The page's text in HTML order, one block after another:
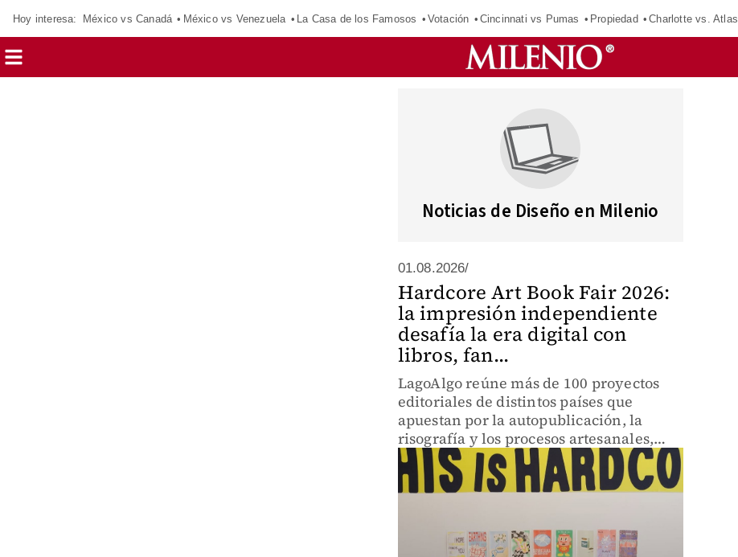
Hoy interesa: México vs Canadá México vs Venezuela La Casa de los Famosos Votación Cincinnati vs Pumas Propiedad Charlotte vs. Atlas
Noticias de Diseño en Milenio
01.08.2026/
Hardcore Art Book Fair 2026:
la impresión independiente
desafía la era digital con
libros, fan...
LagoAlgo reúne más de 100 proyectos
editoriales de distintos países que
apuestan por la autopublicación, la
risografía y los procesos artesanales,
demostrando que imprimir sigue siendo
un espacio para la creatividad, la
memoria y el diálogo